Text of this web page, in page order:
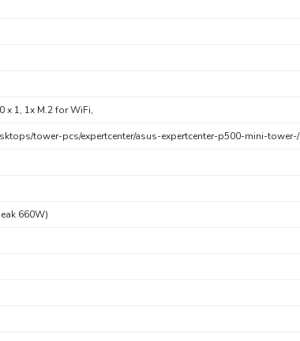
x 1, 1x M.2 for WiFi,
tower-pcs/expertcenter/asus-expertcenter-p500-mini-tower-/
660W)